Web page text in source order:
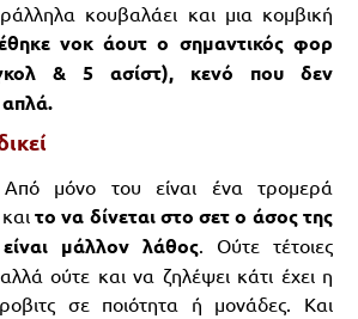
κουβαλάει και μια κομβική
νοκ άουτ ο σημαντικός φορ
& 5 ασίστ), κενό που δεν
απλά.
μόνο του είναι ένα τρομερά
το να δίνεται στο σετ ο άσος της
μάλλον λάθος. Ούτε τέτοιες
ούτε και να ζηλέψει κάτι έχει η
σε ποιότητα ή μονάδες. Και